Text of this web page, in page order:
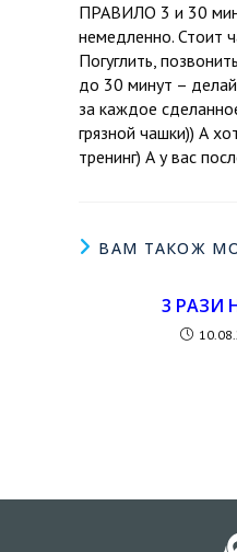
ПРАВИЛО 3 и 30
немедленно. Стоит
Погуглить,
до 30 минут –
за каждое
грязной чашки)) А
тренинг) А у вас
ВАМ ТАКОЖ
3 РАЗИ